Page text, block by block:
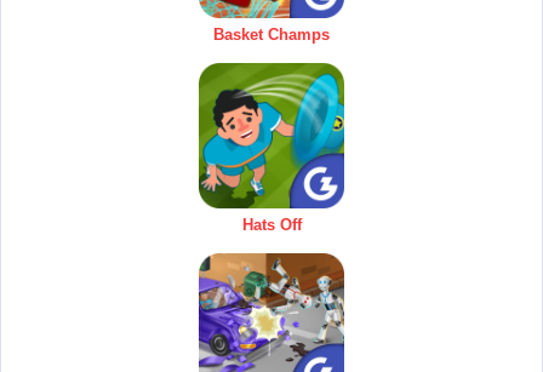
Basket Champs
Hats Off